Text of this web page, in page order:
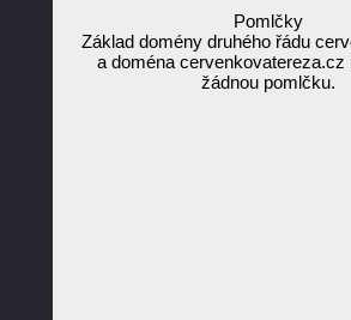
Pomlčky
Základ domény druhého řádu
a doména cervenkovatereza.cz
žádnou pomlčku.